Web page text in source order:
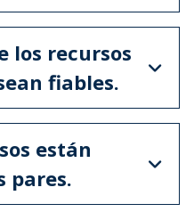
los recursos
fiables.
están
pares.